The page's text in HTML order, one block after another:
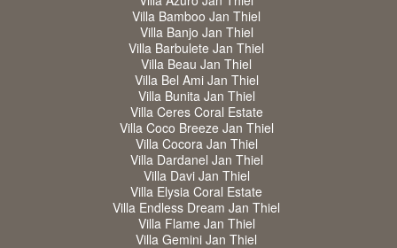
Villa Bamboo Jan Thiel
Villa Banjo Jan Thiel
Villa Barbulete Jan Thiel
Villa Beau Jan Thiel
Villa Bel Ami Jan Thiel
Villa Bunita Jan Thiel
Villa Ceres Coral Estate
Villa Coco Breeze Jan Thiel
Villa Cocora Jan Thiel
Villa Dardanel Jan Thiel
Villa Davi Jan Thiel
Villa Elysia Coral Estate
Villa Endless Dream Jan Thiel
Villa Flame Jan Thiel
Villa Gemini Jan Thiel